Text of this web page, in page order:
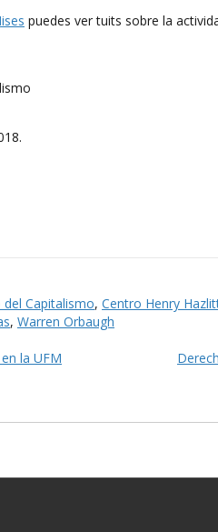
puedes ver tuits sobre la
Capitalismo, Centro Henry
, Warren Orbaugh
la UFM